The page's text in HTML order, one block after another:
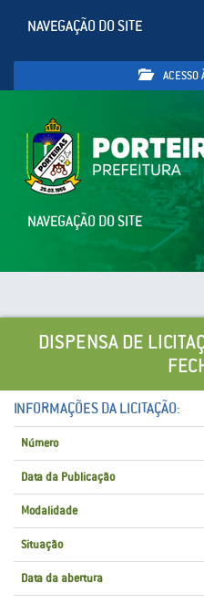
NAVEGAÇÃO DO SITE
ACESSO
NAVEGAÇÃO DO SITE
DISPENSA DE
INFORMAÇÕES DA LICITAÇÃO:
Número
Data da Publicação
Modalidade
Situação
Data da abertura